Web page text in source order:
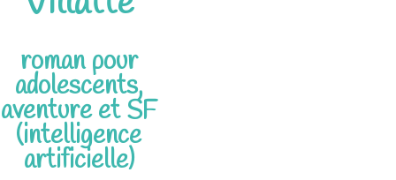
roman pour
adolescents,
aventure et SF
(intelligence
artificielle)